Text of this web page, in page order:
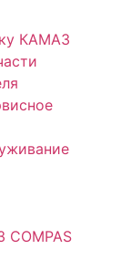
КАМАЗ